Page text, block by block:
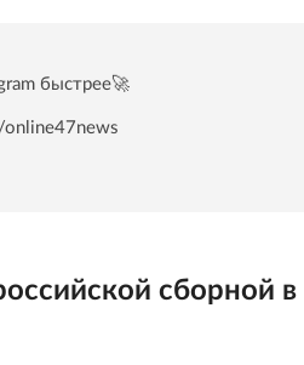
быстрее🚀
сборной в